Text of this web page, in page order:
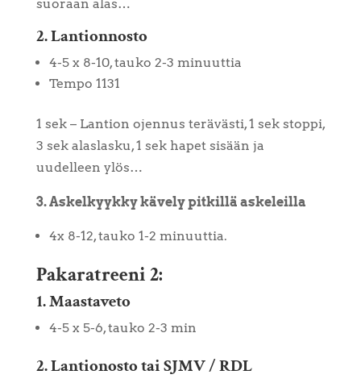
suoraan alas…
2. Lantionnosto
4-5 x 8-10, tauko 2-3 minuuttia
Tempo 1131
1 sek – Lantion ojennus terävästi, 1 sek stoppi,
3 sek alaslasku, 1 sek hapet sisään ja
uudelleen ylös…
3. Askelkyykky kävely pitkillä askeleilla
4x 8-12, tauko 1-2 minuuttia.
Pakaratreeni 2:
1. Maastaveto
4-5 x 5-6, tauko 2-3 min
2. Lantionosto tai SJMV / RDL